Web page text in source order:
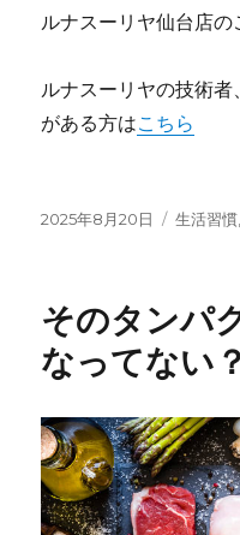
ルナスーリヤ仙台店の
ルナスーリヤの技術
がある方はこちら
投
2025年8月20日
カ
ー
生活習慣
そのタンパ
なってない？